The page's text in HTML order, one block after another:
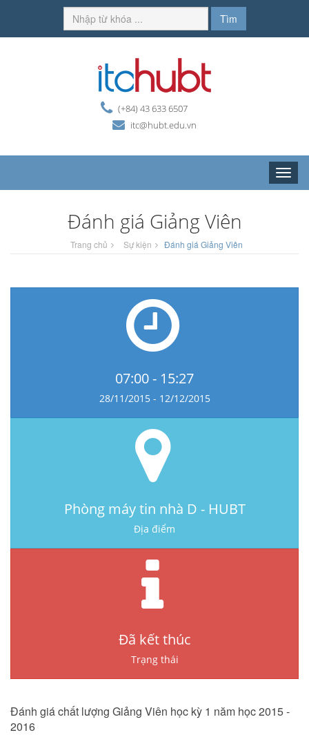
Tìm
(+84) 43 633 6507
itc@hubt.edu.vn
Toggle
Đánh giá Giảng Viên
Trang chủ Sự kiện Đánh giá Giảng Viên
07:00 - 15:27
28/11/2015 - 12/12/2015
Phòng máy tin nhà D - HUBT
Địa điểm
Đã kết thúc
Trạng thái
Đánh giá chất lượng Giảng Viên học kỳ 1 năm học 2015 -
2016